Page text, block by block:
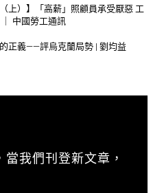
上）】「高薪」照顧員承受厭惡 工
中國勞工通訊
正義——評烏克蘭局勢 | 劉均益
我們刊登新文章，